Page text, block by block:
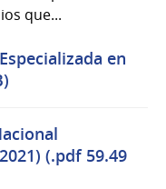
que...
en
(.pdf 59.49